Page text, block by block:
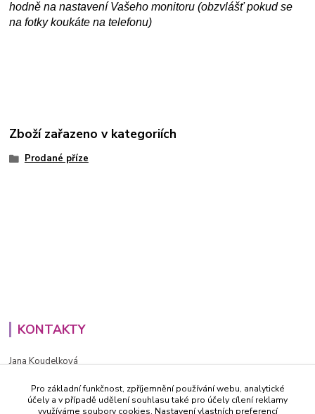
hodně na nastavení Vašeho monitoru (obzvlášť pokud se
na fotky koukáte na telefonu)
Zboží zařazeno v kategoriích
Prodané příze
KONTAKTY
Jana Koudelková
PO - PÁ (8-16h)
Pro základní funkčnost, zpříjemnění používání webu, analytické
účely a v případě udělení souhlasu také pro účely cílení reklamy
využíváme soubory cookies. Nastavení vlastních preferencí